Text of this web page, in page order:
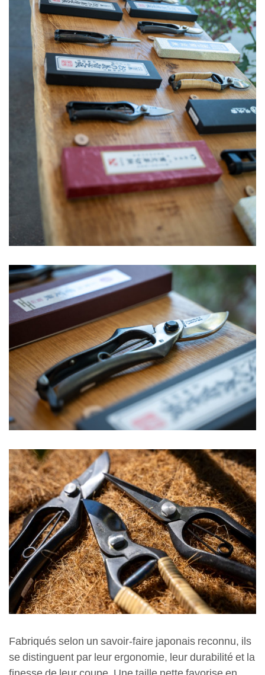
Fabriqués selon un savoir-faire japonais reconnu, ils
se distinguent par leur ergonomie, leur durabilité et la